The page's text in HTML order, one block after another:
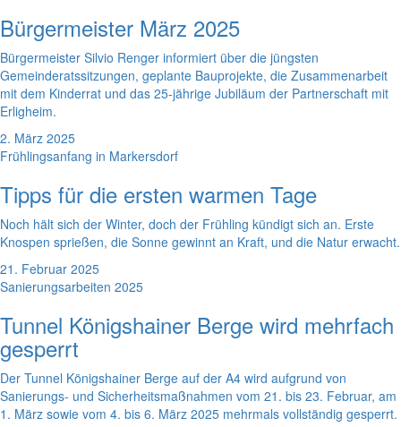
Bürgermeister März 2025
Bürgermeister Silvio Renger informiert über die jüngsten
Gemeinderatssitzungen, geplante Bauprojekte, die Zusammenarbeit
mit dem Kinderrat und das 25-jährige Jubiläum der Partnerschaft mit
Erligheim.
2. März 2025
Frühlingsanfang in Markersdorf
Tipps für die ersten warmen Tage
Noch hält sich der Winter, doch der Frühling kündigt sich an. Erste
Knospen sprießen, die Sonne gewinnt an Kraft, und die Natur erwacht.
21. Februar 2025
Sanierungsarbeiten 2025
Tunnel Königshainer Berge wird mehrfach
gesperrt
Der Tunnel Königshainer Berge auf der A4 wird aufgrund von
Sanierungs- und Sicherheitsmaßnahmen vom 21. bis 23. Februar, am
1. März sowie vom 4. bis 6. März 2025 mehrmals vollständig gesperrt.